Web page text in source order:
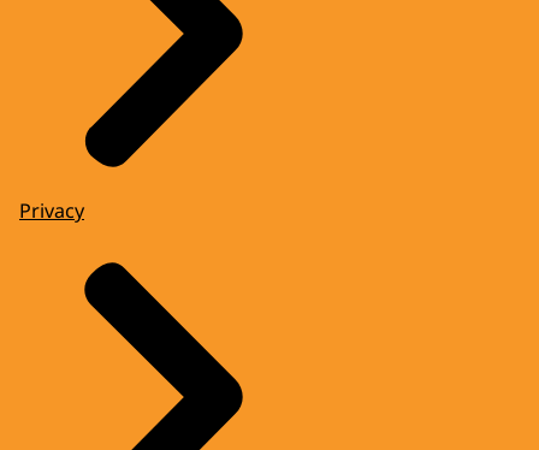
Privacy